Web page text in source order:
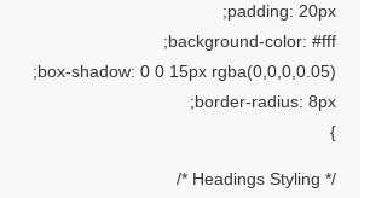
padding: 20px;
background-color: #fff;
box-shadow: 0 0 15px rgba(0,0,0,0.05);
border-radius: 8px;
}
/* Headings Styling */